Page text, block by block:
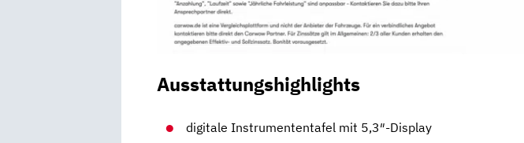
Ausstattungshighlights
digitale Instrumententafel mit 5,3″-Display